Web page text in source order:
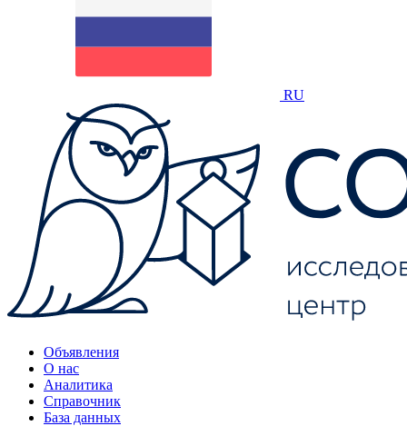
RU
Объявления
О нас
Аналитика
Справочник
База данных